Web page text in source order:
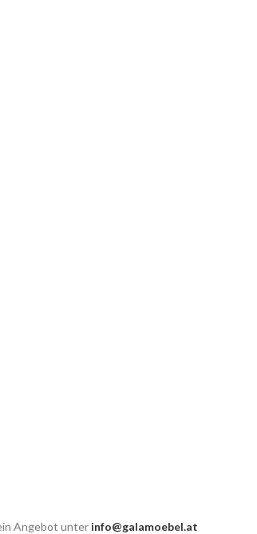
Angebot unter info@galamoebel.at